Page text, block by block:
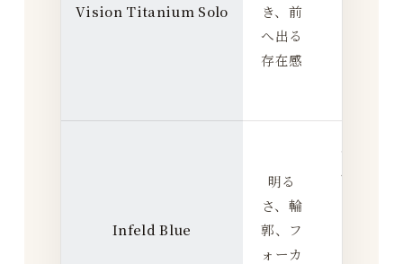
Vision Titanium Solo
き、前
へ出る
存在感
Infeld Blue
明る
さ、輪
郭、フ
ォーカ